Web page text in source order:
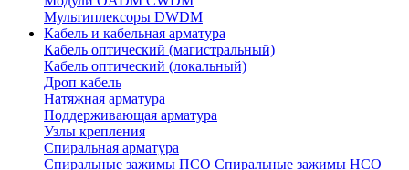
Мультиплексоры DWDM
Кабель и кабельная арматура
Кабель оптический (магистральный)
Кабель оптический (локальный)
Дроп кабель
Натяжная арматура
Поддерживающая арматура
Узлы крепления
Спиральная арматура
Спиральные зажимы ПСО Спиральные зажимы НСО